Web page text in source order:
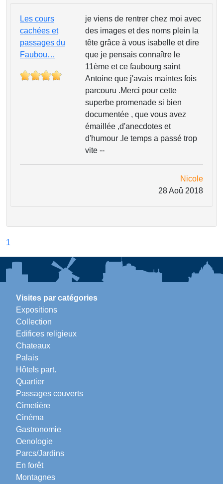
Les cours
cachées et
passages du
Faubou…
je viens de rentrer chez moi avec
des images et des noms plein la
tête grâce à vous isabelle et dire
que je pensais connaître le
11ème et ce faubourg saint
Antoine que j'avais maintes fois
parcouru .Merci pour cette
superbe promenade si bien
documentée , que vous avez
émaillée ,d'anecdotes et
d'humour .le temps a passé trop
vite --
Nicole
28 Aoû 2018
1
Visites par catégories
Expositions
Collection
Edifices religieux
Chateaux
Palais
Hôtels part.
Quartier
Passages couverts
Cimetière
Cinéma
Gastronomie
Oenologie
Parcs/Jardins
En forêt
Montagnes